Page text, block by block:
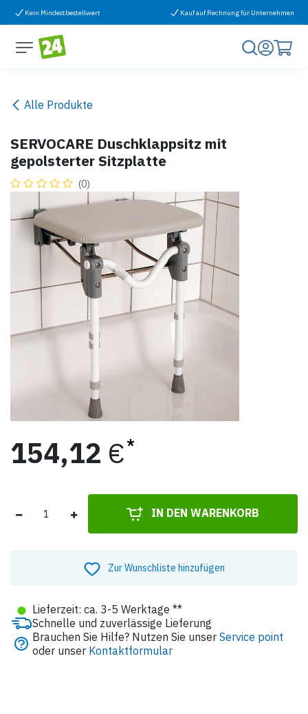
Zum Inhalt springen
Kein Mindestbestellwert Kauf auf Rechnung für Unternehmen
Alle Produkte
SERVOCARE Duschklappsitz mit
gepolsterter Sitzplatte
(0)
154,12 €
IN DEN WARENKORB
Zur Wunschliste hinzufügen
● Lieferzeit: ca. 3-5 Werktage **
Schnelle und zuverlässige Lieferung
Brauchen Sie Hilfe? Nutzen Sie unser Service point
oder unser Kontaktformular